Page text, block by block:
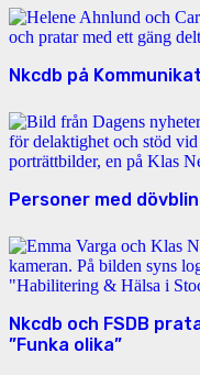
Nkcdb på
Personer med
Nkcdb och FSDB
”Funka olika”